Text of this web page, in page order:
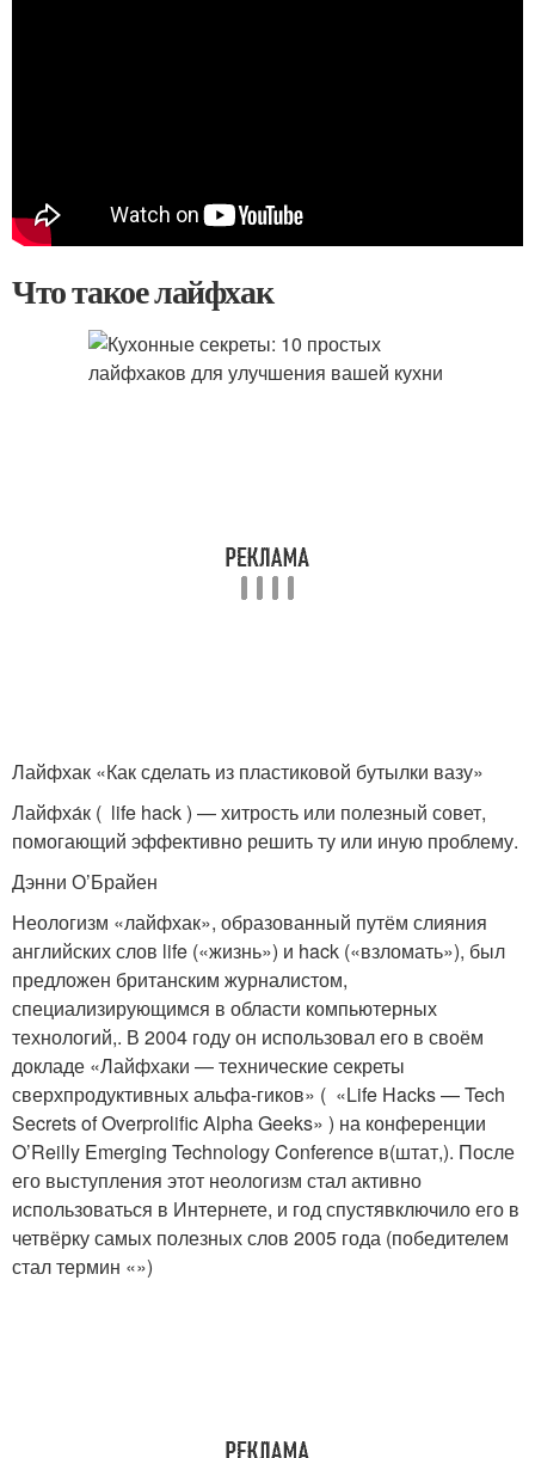
Что такое лайфхак
Лайфхак «Как сделать из пластиковой бутылки вазу»
Лайфха́к ( life hack ) — хитрость или полезный совет,
помогающий эффективно решить ту или иную проблему.
Дэнни О’Брайен
Неологизм «лайфхак», образованный путём слияния
английских слов life («жизнь») и hack («взломать»), был
предложен британским журналистом,
специализирующимся в области компьютерных
технологий,. В 2004 году он использовал его в своём
докладе «Лайфхаки — технические секреты
сверхпродуктивных альфа-гиков» ( «Life Hacks — Tech
Secrets of Overprolific Alpha Geeks» ) на конференции
O’Reilly Emerging Technology Conference в(штат,). После
его выступления этот неологизм стал активно
использоваться в Интернете, и год спустявключило его в
четвёрку самых полезных слов 2005 года (победителем
стал термин «»)